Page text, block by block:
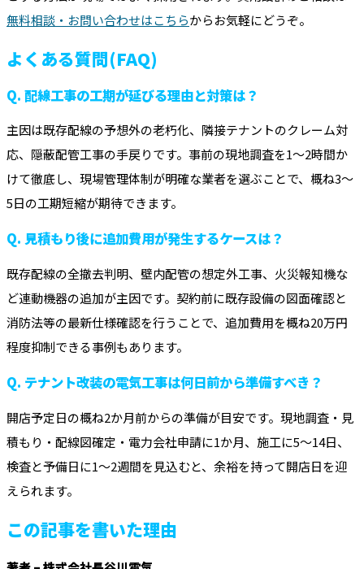
無料相談・お問い合わせはこちらからお気軽にどうぞ。
よくある質問(FAQ)
Q. 配線工事の工期が延びる理由と対策は？
主因は既存配線の予想外の老朽化、隣接テナントのクレーム対
応、隠蔽配管工事の手戻りです。事前の現地調査を1～2時間か
けて徹底し、現場管理体制が明確な業者を選ぶことで、概ね3～
5日の工期短縮が期待できます。
Q. 見積もり後に追加費用が発生するケースは？
既存配線の全撤去判明、壁内配管の想定外工事、火災報知機な
ど連動機器の追加が主因です。契約前に既存設備の図面確認と
消防法等の最新仕様確認を行うことで、追加費用を概ね20万円
程度抑制できる事例もあります。
Q. テナント改装の電気工事は何日前から準備すべき？
開店予定日の概ね2か月前からの準備が目安です。現地調査・見
積もり・配線図確定・電力会社申請に1か月、施工に5～14日、
検査と予備日に1～2週間を見込むと、余裕を持って開店日を迎
えられます。
この記事を書いた理由